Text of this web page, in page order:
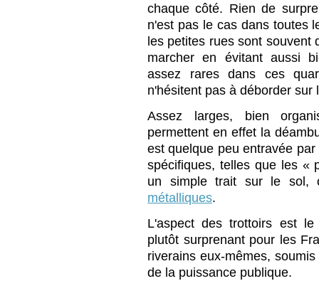
chaque côté. Rien de
n'est pas le cas dans toutes
les petites rues sont souvent
marcher en évitant aussi
assez rares dans ces
n'hésitent pas à déborder sur
Assez larges, bien
permettent en effet la
est quelque peu entravée
spécifiques, telles que les «
un simple trait sur le sol,
métalliques.
L'aspect des trottoirs est
plutôt surprenant pour les
riverains eux-mêmes,
de la puissance publique.